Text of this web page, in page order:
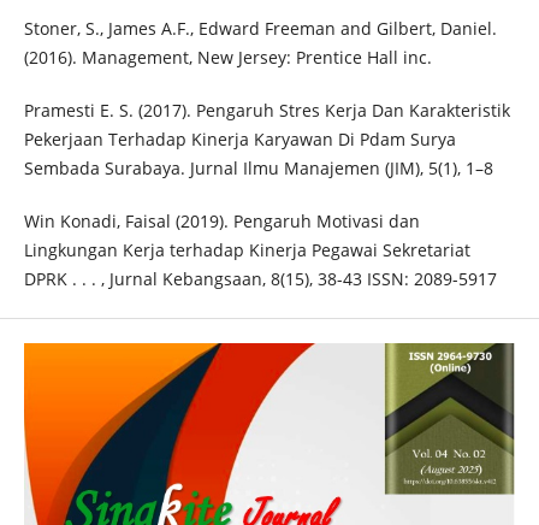
Stoner, S., James A.F., Edward Freeman and Gilbert, Daniel.
(2016). Management, New Jersey: Prentice Hall inc.
Pramesti E. S. (2017). Pengaruh Stres Kerja Dan Karakteristik
Pekerjaan Terhadap Kinerja Karyawan Di Pdam Surya
Sembada Surabaya. Jurnal Ilmu Manajemen (JIM), 5(1), 1–8
Win Konadi, Faisal (2019). Pengaruh Motivasi dan
Lingkungan Kerja terhadap Kinerja Pegawai Sekretariat
DPRK . . . , Jurnal Kebangsaan, 8(15), 38-43 ISSN: 2089-5917